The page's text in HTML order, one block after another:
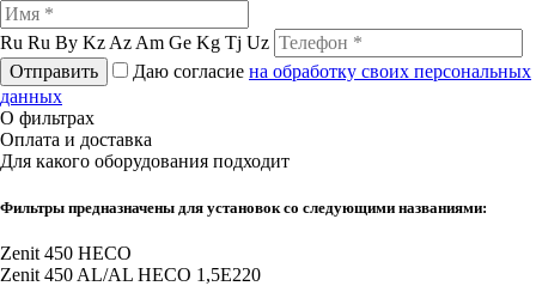
Ru Ru By Kz Az Am Ge Kg Tj Uz
Отправить
Даю согласие на обработку своих персональных
данных
О фильтрах
Оплата и доставка
Для какого оборудования подходит
Фильтры предназначены для установок со следующими названиями:
Zenit 450 HECO
Zenit 450 AL/AL HECO 1,5E220